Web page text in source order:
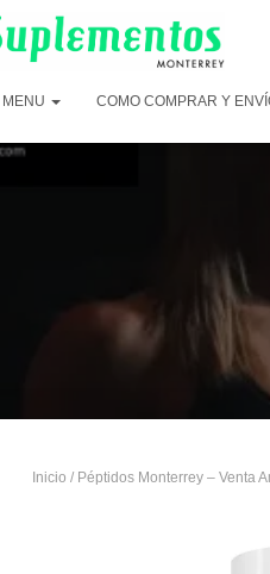
MENU COMO COMPRAR Y
Inicio / Péptidos Monterrey – Venta